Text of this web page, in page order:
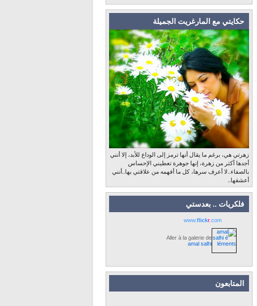
حكايتي مع المارغريت الجميلة
زهرتي هي، برغم ما يقال أنها ترمز إلى الوداع للأبد، إلا أنني
أجدها أكثر من زهرة، إنها جوهرة تعطيني الإحساس
بالصفاء..لا أعرف سرها، كل ما أفهمه من علاقتي بها..أنني
أعشقها..
فلكريات .. بعدستي
www.flickr .com
Aller à la galerie de
amal salhi
المتابعون